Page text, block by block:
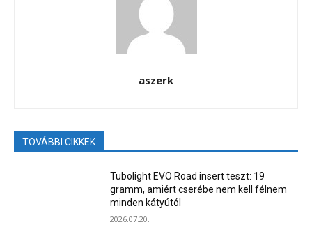
aszerk
TOVÁBBI CIKKEK
Tubolight EVO Road insert teszt: 19
gramm, amiért cserébe nem kell félnem
minden kátyútól
2026.07.20.